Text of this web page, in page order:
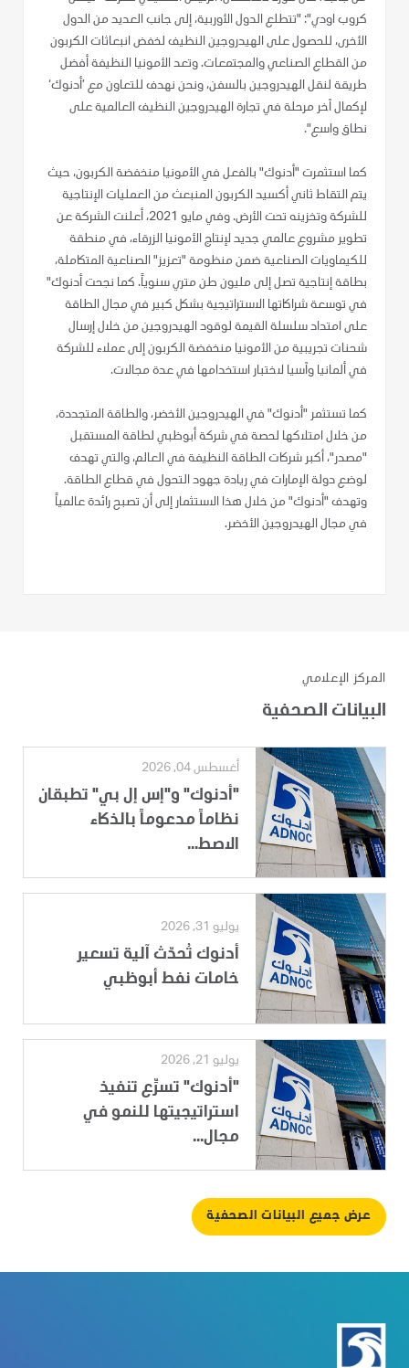
كروب اودي": "تتطلع الدول الأوربية، إلى جانب العديد من الدول
الأخرى، للحصول على الهيدروجين النظيف لخفض انبعاثات الكربون
من القطاع الصناعي والمجتمعات. وتعد الأمونيا النظيفة أفضل
طريقة لنقل الهيدروجين بالسفن، ونحن نهدف للتعاون مع ’أدنوك‘
لإكمال آخر مرحلة في تجارة الهيدروجين النظيف العالمية على
نطاق واسع".
كما استثمرت "أدنوك" بالفعل في الأمونيا منخفضة الكربون، حيث
يتم التقاط ثاني أكسيد الكربون المنبعث من العمليات الإنتاجية
للشركة وتخزينه تحت الأرض. وفي مايو 2021، أعلنت الشركة عن
تطوير مشروع عالمي جديد لإنتاج الأمونيا الزرقاء، في منطقة
للكيماويات الصناعية ضمن منظومة "تعزيز" الصناعية المتكاملة،
بطاقة إنتاجية تصل إلى مليون طن متري سنوياً. كما نجحت أدنوك"
في توسعة شراكاتها الاستراتيجية بشكل كبير في مجال الطاقة
على امتداد سلسلة القيمة لوقود الهيدروجين من خلال إرسال
شحنات تجريبية من الأمونيا منخفضة الكربون إلى عملاء للشركة
في ألمانيا وآسيا لاختبار استخدامها في عدة مجالات.
كما تستثمر "أدنوك" في الهيدروجين الأخضر، والطاقة المتجددة،
من خلال امتلاكها لحصة في شركة أبوظبي لطاقة المستقبل
"مصدر"، أكبر شركات الطاقة النظيفة في العالم، والتي تهدف
لوضع دولة الإمارات في ريادة جهود التحول في قطاع الطاقة.
وتهدف "أدنوك" من خلال هذا الاستثمار إلى أن تصبح رائدة عالمياً
في مجال الهيدروجين الأخضر.
المركز الإعلامي
البيانات الصحفية
أغسطس 04, 2026
"أدنوك" و"إس إل بي" تطبقان
نظاماً مدعوماً بالذكاء
الاصط...
يوليو 31, 2026
أدنوك تُحدّث آلية تسعير
خامات نفط أبوظبي
يوليو 21, 2026
"أدنوك" تسرِّع تنفيذ
استراتيجيتها للنمو في
مجال...
عرض جميع البيانات الصحفية